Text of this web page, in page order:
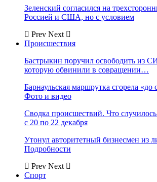
Зеленский согласился на
Россией и США, но с условием
Prev Next
Происшествия
Бастрыкин поручил освободить из
которую обвинили в совращении…
Барнаульская маршрутка сгорела «до
Фото и видео
Сводка происшествий. Что
с 20 по 22 декабря
Утонул авторитетный бизнесмен из
Подробности
Prev Next
Спорт